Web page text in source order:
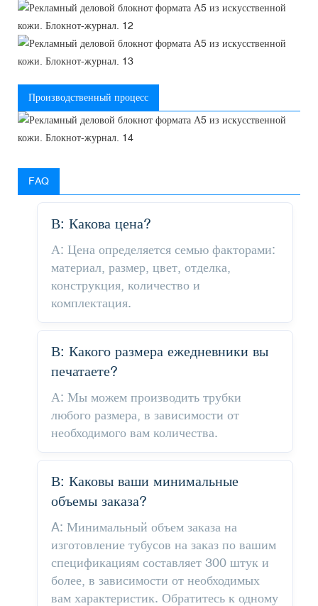
Производственный процесс
FAQ
В: Какова цена?
А: Цена определяется семью факторами:
материал, размер, цвет, отделка,
конструкция, количество и
комплектация.
В: Какого размера ежедневники вы
печатаете?
А: Мы можем производить трубки
любого размера, в зависимости от
необходимого вам количества.
В: Каковы ваши минимальные
объемы заказа?
A: Минимальный объем заказа на
изготовление тубусов на заказ по вашим
спецификациям составляет 300 штук и
более, в зависимости от необходимых
вам характеристик. Обратитесь к одному